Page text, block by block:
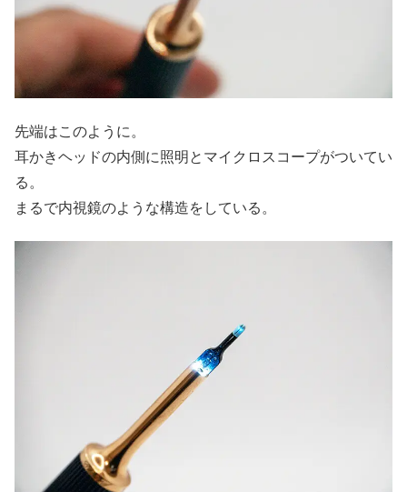
先端はこのように。
耳かきヘッドの内側に照明とマイクロスコープがついてい
る。
まるで内視鏡のような構造をしている。